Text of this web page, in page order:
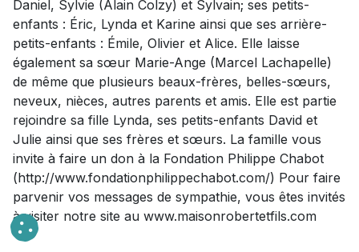
Daniel, Sylvie (Alain Colzy) et Sylvain; ses petits-
enfants : Éric, Lynda et Karine ainsi que ses arrière-
petits-enfants : Émile, Olivier et Alice. Elle laisse
également sa sœur Marie-Ange (Marcel Lachapelle)
de même que plusieurs beaux-frères, belles-sœurs,
neveux, nièces, autres parents et amis. Elle est partie
rejoindre sa fille Lynda, ses petits-enfants David et
Julie ainsi que ses frères et sœurs. La famille vous
invite à faire un don à la Fondation Philippe Chabot
(http://www.fondationphilippechabot.com/) Pour faire
parvenir vos messages de sympathie, vous êtes invités
à visiter notre site au www.maisonrobertetfils.com